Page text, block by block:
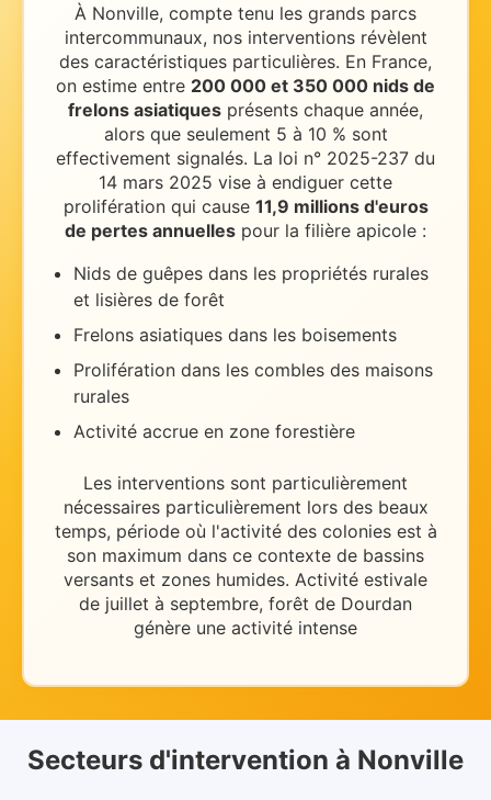
À Nonville, compte tenu les grands parcs
intercommunaux, nos interventions révèlent
des caractéristiques particulières. En France,
on estime entre 200 000 et 350 000 nids de
frelons asiatiques présents chaque année,
alors que seulement 5 à 10 % sont
effectivement signalés. La loi n° 2025-237 du
14 mars 2025 vise à endiguer cette
prolifération qui cause 11,9 millions d'euros
de pertes annuelles pour la filière apicole :
Nids de guêpes dans les propriétés rurales
et lisières de forêt
Frelons asiatiques dans les boisements
Prolifération dans les combles des maisons
rurales
Activité accrue en zone forestière
Les interventions sont particulièrement
nécessaires particulièrement lors des beaux
temps, période où l'activité des colonies est à
son maximum dans ce contexte de bassins
versants et zones humides. Activité estivale
de juillet à septembre, forêt de Dourdan
génère une activité intense
Secteurs d'intervention à Nonville